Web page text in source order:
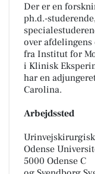
Der er en
ph.d.-
over
fra Institut for
i Klinisk
har en
Carolina.
Arbejdssted
Odense
5000 Odense C